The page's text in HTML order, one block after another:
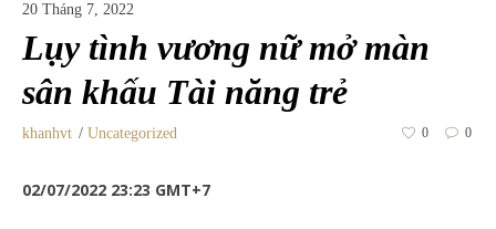
20 Tháng 7, 2022
Lụy tình vương nữ mở màn
sân khấu Tài năng trẻ
khanhvt Uncategorized 0 0
02/07/2022 23:23 GMT+7